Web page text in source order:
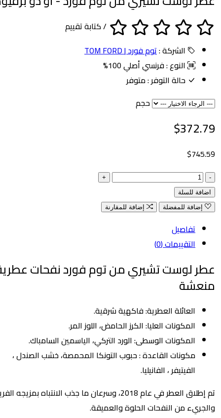
/كتابة تقييم
الشركة :توم فورد | TOM FORD
النوع :فرنسي أصلي 100%
حالة التوفر :متوفر
حجم
للسلة
إضافة للمفضلة
إضافة للمقارنة
تفاصيل
التقييمات (0)
لوست تشيري من توم فورد نفحات عطرية
العائلة العطرية: فاكهية شرقية.
المكونات العليا: الكرز الحامض، اللوز المر.
المكونات الوسطى: الورد التركي، الياسمين السامباك.
مكونات القاعدة : حبوب التونكا المحمصة، خشب الصندل ،
الفيتيفر ، الفانيليا.
تم إطلاق العطر في عام 2018، وسرعان ما جذب الانتباه بمزيجه الفريد
من النفحات الحلوة والعميقة.